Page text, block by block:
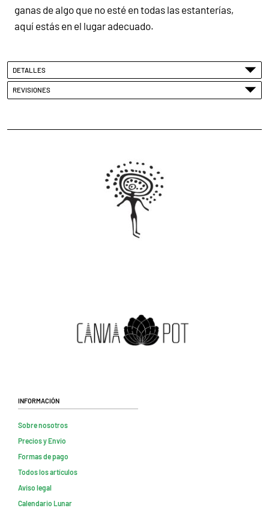
ganas de algo que no esté en todas las estanterías,
aquí estás en el lugar adecuado.
DETALLES
REVISIONES
Información
Sobre nosotros
Precios y Envio
Formas de pago
Todos los artículos
Aviso legal
Calendario Lunar